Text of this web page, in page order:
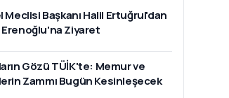
Meclisi Başkanı Halil Ertuğrul'dan
Ziyaret
Gözü TÜİK'te: Memur ve
Zammı Bugün Kesinleşecek